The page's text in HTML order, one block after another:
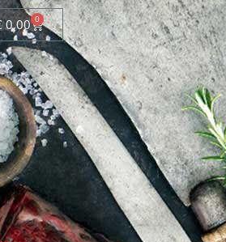
0,00 0